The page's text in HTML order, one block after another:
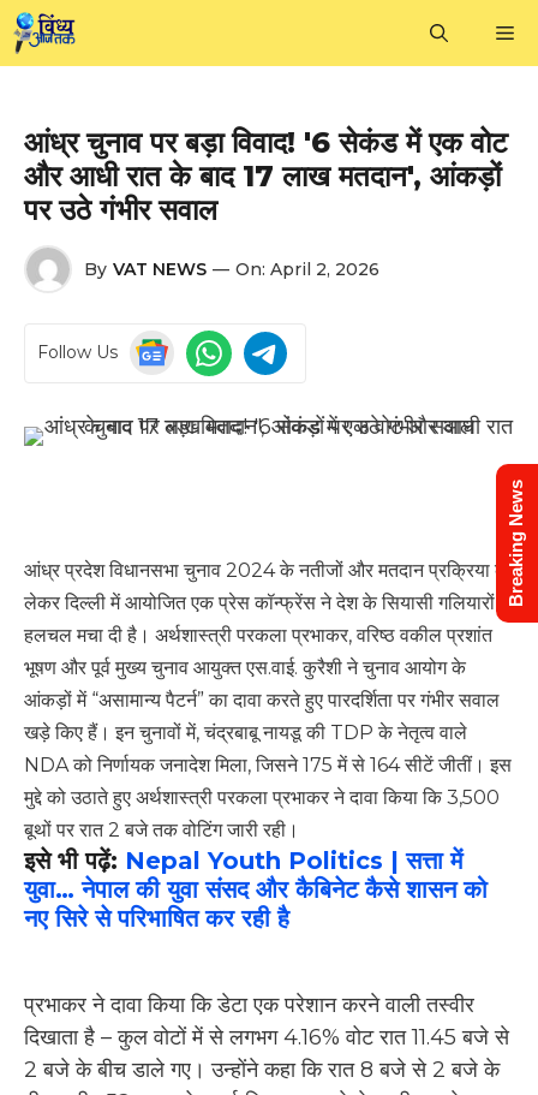
Skip
to
आंध्र चुनाव पर बड़ा विवाद! '6 सेकंड में एक वोट
और आधी रात के बाद 17 लाख मतदान', आंकड़ों
पर उठे गंभीर सवाल
By VAT NEWS — On: April 2, 2026
Follow Us
आंध्र प्रदेश विधानसभा चुनाव 2024 के नतीजों और मतदान प्रक्रिया को
लेकर दिल्ली में आयोजित एक प्रेस कॉन्फ्रेंस ने देश के सियासी गलियारों में
हलचल मचा दी है। अर्थशास्त्री परकला प्रभाकर, वरिष्ठ वकील प्रशांत
भूषण और पूर्व मुख्य चुनाव आयुक्त एस.वाई. कुरैशी ने चुनाव आयोग के
आंकड़ों में “असामान्य पैटर्न” का दावा करते हुए पारदर्शिता पर गंभीर सवाल
खड़े किए हैं।इन चुनावों में, चंद्रबाबू नायडू की TDP के नेतृत्व वाले
NDA को निर्णायक जनादेश मिला, जिसने 175 में से 164 सीटें जीतीं। इस
मुद्दे को उठाते हुए अर्थशास्त्री परकला प्रभाकर ने दावा किया कि 3,500
बूथों पर रात 2 बजे तक वोटिंग जारी रही।
इसे भी पढ़ें: Nepal Youth Politics | सत्ता में
युवा… नेपाल की युवा संसद और कैबिनेट कैसे शासन को
नए सिरे से परिभाषित कर रही है
प्रभाकर ने दावा किया कि डेटा एक परेशान करने वाली तस्वीर
दिखाता है – कुल वोटों में से लगभग 4.16% वोट रात 11.45 बजे से
2 बजे के बीच डाले गए। उन्होंने कहा कि रात 8 बजे से 2 बजे के
Breaking News